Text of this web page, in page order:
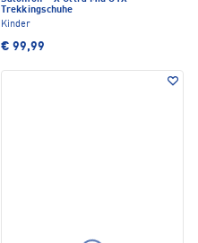
Trekkingschuhe
Kinder
€ 99,99